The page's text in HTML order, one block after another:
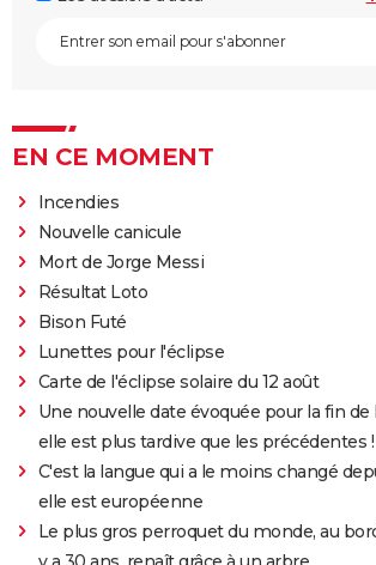
EN CE MOMENT
Incendies
Nouvelle canicule
Mort de Jorge Messi
Résultat Loto
Bison Futé
Lunettes pour l'éclipse
Carte de l'éclipse solaire du 12 août
Une nouvelle date évoquée pour la fin de
elle est plus tardive que les précédentes !
C'est la langue qui a le moins changé
elle est européenne
Le plus gros perroquet du monde, au